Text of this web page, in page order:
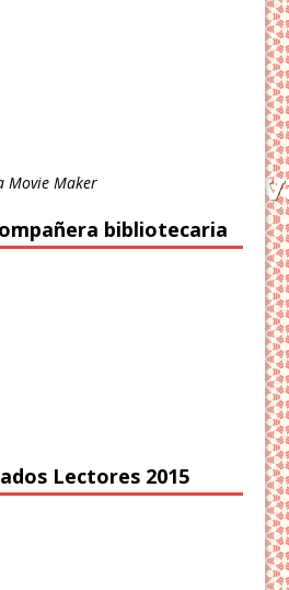
Movie Maker
bibliotecaria
Lectores 2015